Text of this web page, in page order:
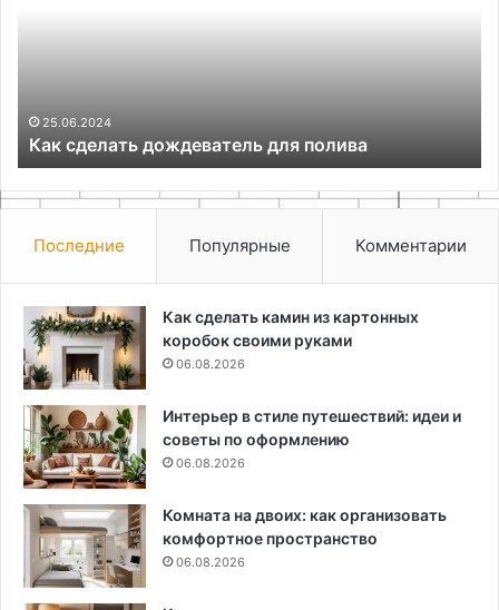
25.06.2024
Как сделать дождеватель для полива
Последние Популярные Комментарии
Как сделать камин из картонных
коробок своими руками
06.08.2026
Интерьер в стиле путешествий: идеи и
советы по оформлению
06.08.2026
Комната на двоих: как организовать
комфортное пространство
06.08.2026